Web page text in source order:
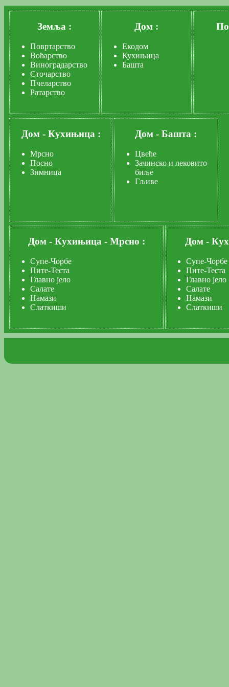
Земља :
Повртарство
Воћарство
Виноградарство
Сточарство
Пчеларство
Ратарство
Дом :
Екодом
Кухињица
Башта
Дом - Кухињица :
Мрсно
Посно
Зимница
Дом - Башта :
Цвеће
Зачинско и лековито
биље
Гљиве
Дом - Кухињица - Мрсно :
Супе-Чорбе
Пите-Теста
Главно јело
Салате
Намази
Слаткиши
Дом -
Супе-Чорбе
Пите-Теста
Главно јело
Салате
Намази
Слаткиши